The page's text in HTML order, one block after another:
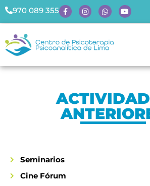
970 089 355
Seminarios
Cine Fórum